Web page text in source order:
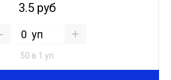
3.5 руб
уп
50 в 1 уп